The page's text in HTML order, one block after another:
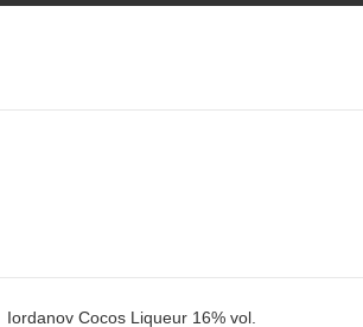
Iordanov Cocos Liqueur 16% vol.